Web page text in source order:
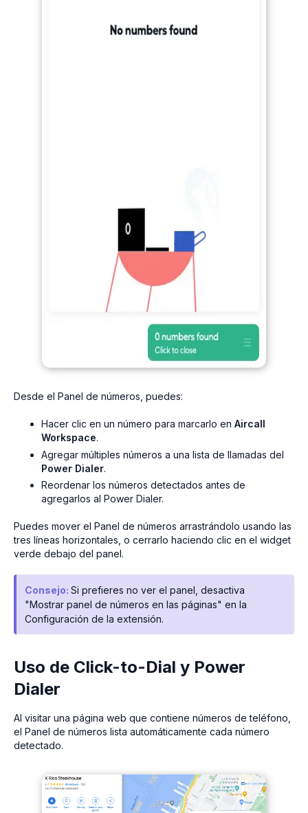
Desde el Panel de números, puedes:
Hacer clic en un número para marcarlo en Aircall
Workspace.
Agregar múltiples números a una lista de llamadas del
Power Dialer.
Reordenar los números detectados antes de
agregarlos al Power Dialer.
Puedes mover el Panel de números arrastrándolo usando las
tres líneas horizontales, o cerrarlo haciendo clic en el widget
verde debajo del panel.
Consejo: Si prefieres no ver el panel, desactiva
"Mostrar panel de números en las páginas" en la
Configuración de la extensión.
Uso de Click-to-Dial y Power
Dialer
Al visitar una página web que contiene números de teléfono,
el Panel de números lista automáticamente cada número
detectado.